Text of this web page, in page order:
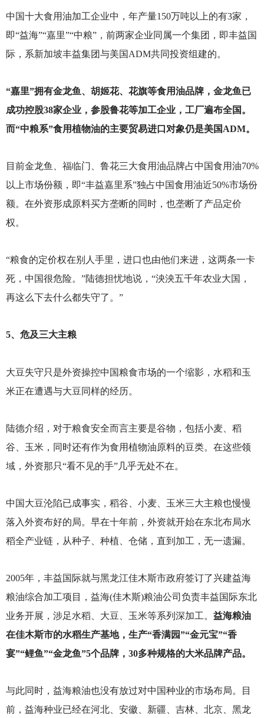
中国十大食用油加工企业中，年产量150万吨以上的有3家，
即“益海”“嘉里”“中粮”，前两家企业同属一个集团，即丰益国
际，系新加坡丰益集团与美国ADM共同投资组建的。
“嘉里”拥有金龙鱼、胡姬花、花旗等食用油品牌，金龙鱼已
成功控股38家企业，参股鲁花等加工企业，工厂遍布全国。
而“中粮系”食用植物油的主要贸易进口对象仍是美国ADM。
目前金龙鱼、福临门、鲁花三大食用油品牌占中国食用油70%
以上市场份额，即“丰益嘉里系”独占中国食用油近50%市场份
额。在外资形成原料买方垄断的同时，也垄断了产品定价
权。
“粮食的定价权在别人手里，进口也由他们来进，这两条一卡
死，中国很危险。”陆德担忧地说，“泱泱五千年农业大国，
再这么下去什么都失守了。”
5、危及三大主粮
大豆失守只是外资操控中国粮食市场的一个缩影，水稻和玉
米正在遭遇与大豆同样的经历。
陆德介绍，对于粮食安全而言主要是谷物，包括小麦、稻
谷、玉米，同时还有作为食用植物油原料的豆类。在这些领
域，外资那只“看不见的手”几乎无处不在。
中国大豆沦陷已成事实，稻谷、小麦、玉米三大主粮也慢慢
落入外资布好的局。早在十年前，外资就开始在东北布局水
稻全产业链，从种子、种植、仓储，直到加工，无一遗漏。
2005年，丰益国际就与黑龙江佳木斯市政府签订了兴建益海
粮油综合加工项目，益海(佳木斯)粮油公司负责丰益国际东北
业务开展，涉足水稻、大豆、玉米等系列深加工。 益海粮油
在佳木斯市的水稻生产基地，生产“香满园”“金元宝”“香
宴”“鲤鱼”“金龙鱼”5个品牌，30多种规格的大米品牌产品。
与此同时，益海粮油也没有放过对中国种业的市场布局。目
前，益海种业已经在河北、安徽、新疆、吉林、北京、黑龙